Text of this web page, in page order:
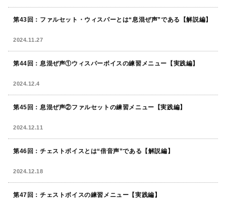
第43回：ファルセット・ウィスパーとは“息混ぜ声”である【解説編】
2024.11.27
第44回：息混ぜ声①ウィスパーボイスの練習メニュー【実践編】
2024.12.4
第45回：息混ぜ声②ファルセットの練習メニュー【実践編】
2024.12.11
第46回：チェストボイスとは“倍音声”である【解説編】
2024.12.18
第47回：チェストボイスの練習メニュー【実践編】